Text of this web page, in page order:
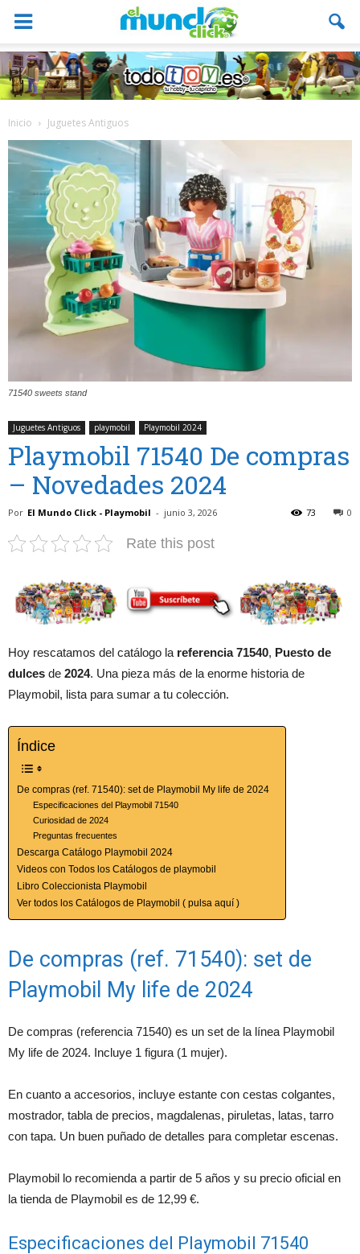
Inicio Juguetes Antiguos
71540 sweets stand
Juguetes Antiguos playmobil Playmobil 2024
Playmobil 71540 De compras
– Novedades 2024
Por El Mundo Click - Playmobil - junio 3, 2026 0
73
Rate this post
Hoy rescatamos del catálogo la referencia 71540, Puesto de
dulces de 2024. Una pieza más de la enorme historia de
Playmobil, lista para sumar a tu colección.
Índice
De compras (ref. 71540): set de Playmobil My life de 2024
Especificaciones del Playmobil 71540
Curiosidad de 2024
Preguntas frecuentes
Descarga Catálogo Playmobil 2024
Videos con Todos los Catálogos de playmobil
Libro Coleccionista Playmobil
Ver todos los Catálogos de Playmobil ( pulsa aquí )
De compras (ref. 71540): set de
Playmobil My life de 2024
De compras (referencia 71540) es un set de la línea Playmobil
My life de 2024. Incluye 1 figura (1 mujer).
En cuanto a accesorios, incluye estante con cestas colgantes,
mostrador, tabla de precios, magdalenas, piruletas, latas, tarro
con tapa. Un buen puñado de detalles para completar escenas.
Playmobil lo recomienda a partir de 5 años y su precio oficial en
la tienda de Playmobil es de 12,99 €.
Especificaciones del Playmobil 71540